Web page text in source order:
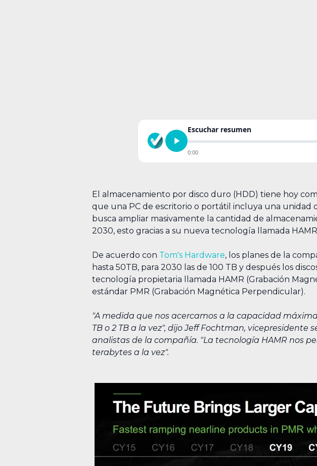
Escuchar resumen
0:00
El almacenamiento por disco duro (HDD) tiene hoy
que una PC de escritorio o portátil incluya una unidad
busca ampliar masivamente la cantidad de
2030, esto gracias a su nueva tecnología llamada
De acuerdo con Tom's Hardware, los planes de la
hasta 50TB, para 2030 las de 100 TB y después los
tecnología propietaria llamada HAMR (Grabación
estándar PMR (Grabación Magnética Perpendicular).
"A medida que nos acercamos a la capacidad
TB o 2 TB a la vez", dijo Jeff Fochtman,
analistas de la compañía. "La tecnología HAMR nos
terabytes a la vez".